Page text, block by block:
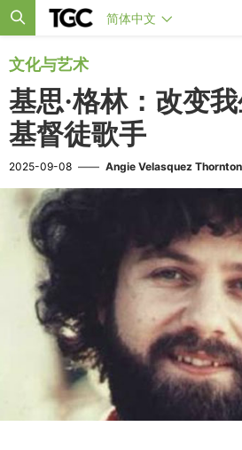
简体中文
文化与艺术
基思·格林：改变
基督徒歌手
2025-09-08 —— Angie Velasquez Thornton